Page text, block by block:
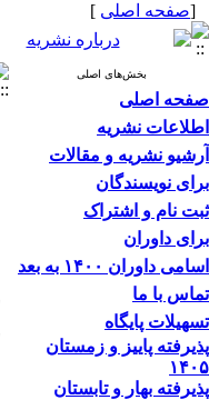
[صفحه اصلی ]
بخش‌های اصلی
صفحه اصلی
اطلاعات نشریه
آرشیو نشریه و مقالات
برای نویسندگان
ثبت نام و اشتراک
برای داوران
اسامی داوران ۱۴۰۰ به بعد
تماس با ما
تسهیلات پایگاه
پذیرفته پاییز و زمستان
۱۴۰۵
پذیرفته بهار و تابستان